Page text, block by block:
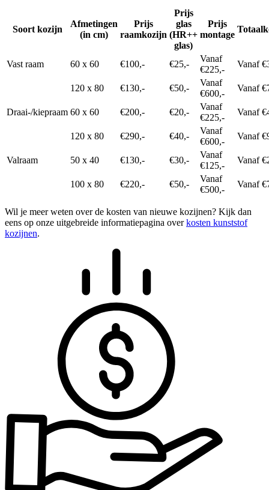
Soort kozijn
Afmetingen
(in cm)
Prijs
raamkozijn
Prijs
glas
(HR++
glas)
Prijs
montage
Vast raam 60 x 60 €100,- €25,-
Vanaf
€225,-
Vanaf
120 x 80 €130,- €50,-
Vanaf
€600,-
Vanaf
Draai-/kiepraam 60 x 60 €200,- €20,-
Vanaf
€225,-
Vanaf
120 x 80 €290,- €40,-
Vanaf
€600,-
Vanaf
Valraam 50 x 40 €130,- €30,-
Vanaf
€125,-
Vanaf
100 x 80 €220,- €50,-
Vanaf
€500,-
Vanaf
Wil je meer weten over de kosten van nieuwe kozijnen? Kijk dan
eens op onze uitgebreide informatiepagina overkosten kunststof
kozijnen.